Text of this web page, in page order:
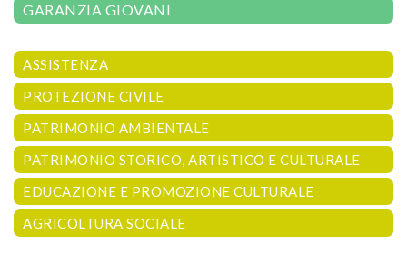
GARANZIA GIOVANI
ASSISTENZA
PROTEZIONE CIVILE
PATRIMONIO AMBIENTALE
PATRIMONIO STORICO, ARTISTICO E CULTURALE
EDUCAZIONE E PROMOZIONE CULTURALE
AGRICOLTURA SOCIALE